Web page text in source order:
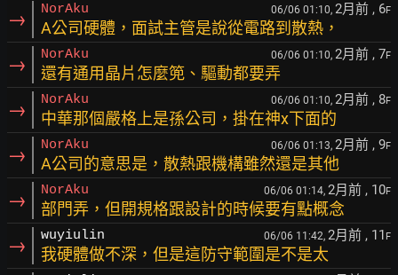
→ NorAku 06/06 01:10, 2月前 , 6F
A公司硬體，面試主管是說從電路到散熱，
→ NorAku 06/06 01:10, 2月前 , 7F
還有通用晶片怎麼篼、驅動都要弄
→ NorAku 06/06 01:10, 2月前 , 8F
中華那個嚴格上是孫公司，掛在神x下面的
→ NorAku 06/06 01:13, 2月前 , 9F
A公司的意思是，散熱跟機構雖然還是其他
→ NorAku 06/06 01:14, 2月前 , 10F
部門弄，但開規格跟設計的時候要有點概念
→ wuyiulin 06/06 11:42, 2月前 , 11 F
我硬體做不深，但是這防守範圍是不是太